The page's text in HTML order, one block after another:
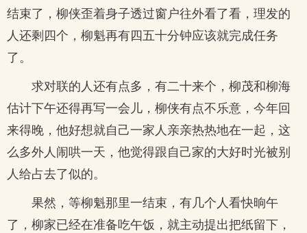
结束了，柳侠歪着身子透过窗户往外看了看，理发的
人还剩四个，柳魁再有四五十分钟应该就完成任务
了。
求对联的人还有点多，有二十来个，柳茂和柳海
估计下午还得再写一会儿，柳侠有点不乐意，今年回
来得晚，他好想就自己一家人亲亲热热地在一起，这
么多外人闹哄一天，他觉得跟自己家的大好时光被别
人给占去了似的。
果然，等柳魁那里一结束，有几个人看快晌午
了，柳家已经在准备吃午饭，就主动提出把纸留下，